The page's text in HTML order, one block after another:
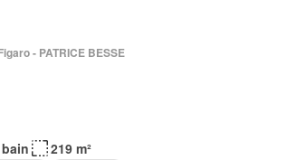
- PATRICE BESSE
219 m²